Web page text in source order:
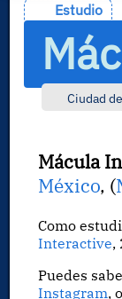
Estudio
Ciudad
Mácula
México, (
Como
Interactive,
Puedes
Instagram,